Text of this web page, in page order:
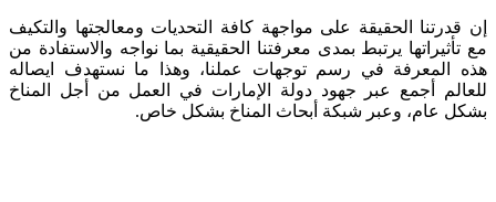
إن قدرتنا الحقيقة على مواجهة كافة التحديات ومعالجتها والتكيف
مع تأثيراتها يرتبط بمدى معرفتنا الحقيقية بما نواجه والاستفادة من
هذه المعرفة في رسم توجهات عملنا، وهذا ما نستهدف ايصاله
للعالم أجمع عبر جهود دولة الإمارات في العمل من أجل المناخ
بشكل عام، وعبر شبكة أبحاث المناخ بشكل خاص.